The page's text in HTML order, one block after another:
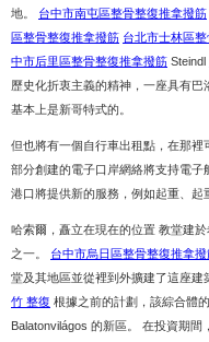
地。 台中市南屯區整骨整復推拿撥筋
區整骨整復推拿撥筋 台北市士林區
中市后里區整骨整復推拿撥筋 Steindl
歷史化折衷主義的精神，一座具有
基本上是新哥特式的。
但也將有一個自行車出租點，在那
部分創建的電子口岸網絡將支持電子
港口將提供新的服務，例如起重、起
哈索爾，矗立在現在的位置 教堂建
之一。 台中市烏日區整骨整復推拿撥
堂及其地區並從裡到外擴建了這座建
竹 整復 根據之前的計劃，該綜合體
Balatonvilágos 的新區。 在投資期